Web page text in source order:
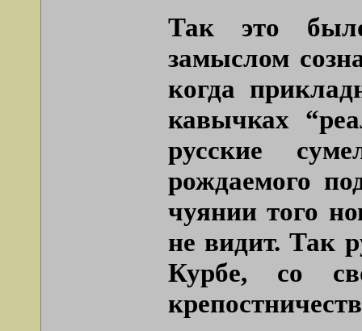
Так это
замыслом
когда
кавычках
русские
рождаемого
чуянии того
не видит. Так
Курбе, со